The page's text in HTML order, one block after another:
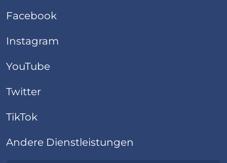
Facebook
Instagram
YouTube
Twitter
TikTok
Andere Dienstleistungen